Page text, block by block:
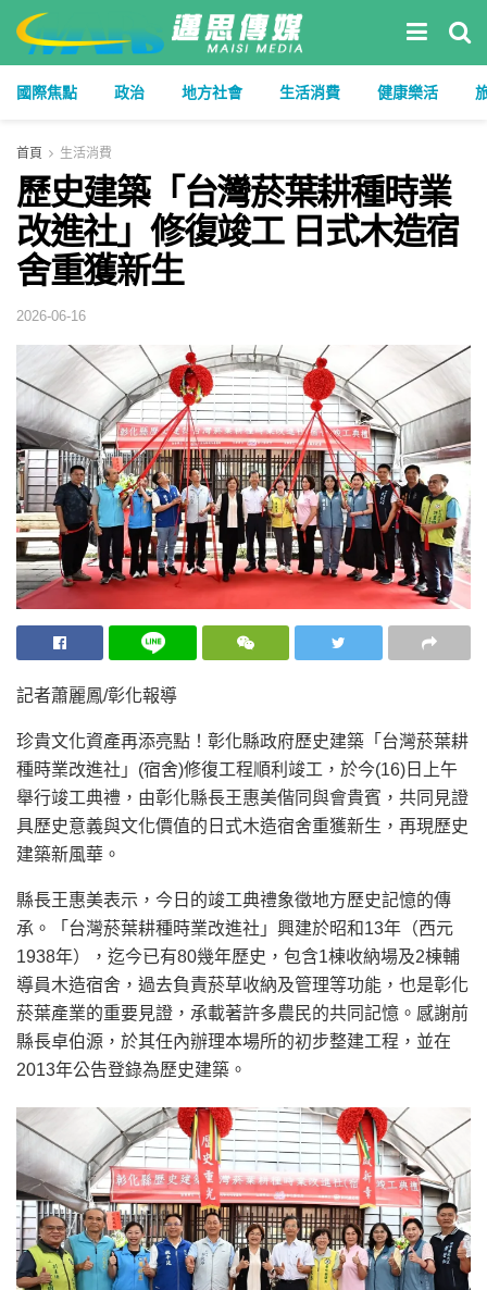
國際焦點 政治 地方社會 生活消費 健康樂活
首頁 生活消費
歷史建築「台灣菸葉耕種時業
改進社」修復竣工 日式木造宿
舍重獲新生
2026-06-16
記者蕭麗鳳/彰化報導
珍貴文化資產再添亮點！彰化縣政府歷史建築「台灣菸葉耕
種時業改進社」(宿舍)修復工程順利竣工，於今(16)日上午
舉行竣工典禮，由彰化縣長王惠美偕同與會貴賓，共同見證
具歷史意義與文化價值的日式木造宿舍重獲新生，再現歷史
建築新風華。
縣長王惠美表示，今日的竣工典禮象徵地方歷史記憶的傳
承。「台灣菸葉耕種時業改進社」興建於昭和13年（西元
1938年），迄今已有80幾年歷史，包含1棟收納場及2棟輔
導員木造宿舍，過去負責菸草收納及管理等功能，也是彰化
菸葉產業的重要見證，承載著許多農民的共同記憶。感謝前
縣長卓伯源，於其任內辦理本場所的初步整建工程，並在
2013年公告登錄為歷史建築。